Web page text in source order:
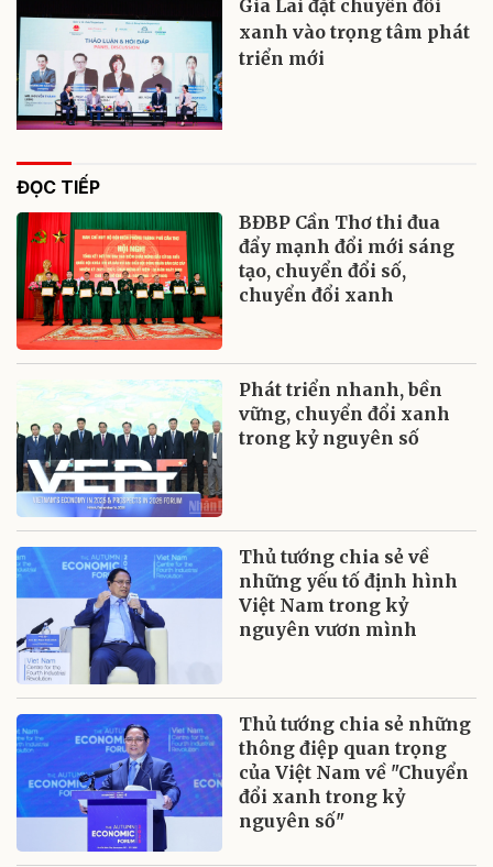
Gia Lai đặt chuyển đổi
xanh vào trọng tâm phát
triển mới
ĐỌC TIẾP
BĐBP Cần Thơ thi đua
đẩy mạnh đổi mới sáng
tạo, chuyển đổi số,
chuyển đổi xanh
Phát triển nhanh, bền
vững, chuyển đổi xanh
trong kỷ nguyên số
Thủ tướng chia sẻ về
những yếu tố định hình
Việt Nam trong kỷ
nguyên vươn mình
Thủ tướng chia sẻ những
thông điệp quan trọng
của Việt Nam về "Chuyển
đổi xanh trong kỷ
nguyên số"